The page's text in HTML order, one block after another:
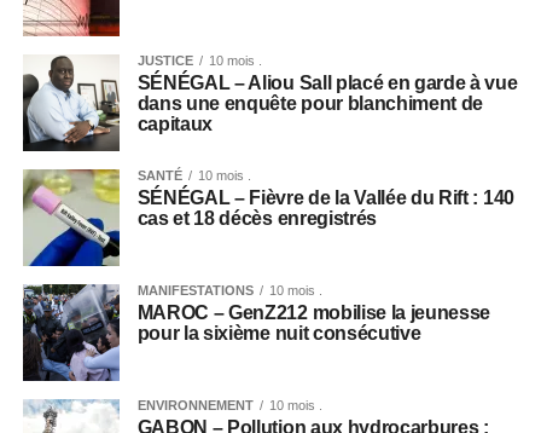
JUSTICE 10 mois .
SÉNÉGAL – Aliou Sall placé en garde à vue
dans une enquête pour blanchiment de
capitaux
SANTÉ 10 mois .
SÉNÉGAL – Fièvre de la Vallée du Rift : 140
cas et 18 décès enregistrés
MANIFESTATIONS 10 mois .
MAROC – GenZ212 mobilise la jeunesse
pour la sixième nuit consécutive
ENVIRONNEMENT 10 mois .
GABON – Pollution aux hydrocarbures :